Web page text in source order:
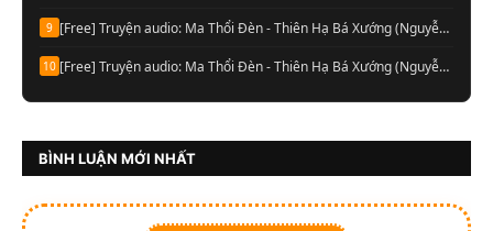
9 [Free] Truyện audio: Ma Thổi Đèn - Thiên Hạ Bá Xướng (Nguyễn Thành đọc-Quyển 03)
10 [Free] Truyện audio: Ma Thổi Đèn - Thiên Hạ Bá Xướng (Nguyễn Thành đọc-Quyển 02)
BÌNH LUẬN MỚI NHẤT